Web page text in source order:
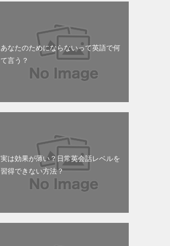
あなたのためにならないって英語で何
て言う？
実は効果が薄い？日常英会話レベルを
習得できない方法？